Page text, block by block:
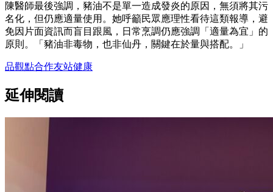
陳醫師最後強調，豬油不是單一造成發炎的原因，無須將其污
名化，但仍應適量使用。她呼籲民眾應理性看待這類報導，避
免因片面資訊而盲目跟風，日常烹調仍應強調「適量為宜」的
原則。「豬油非毒物，也非仙丹，關鍵在於量與搭配。」
品觀點合作友站健康
延伸閱讀